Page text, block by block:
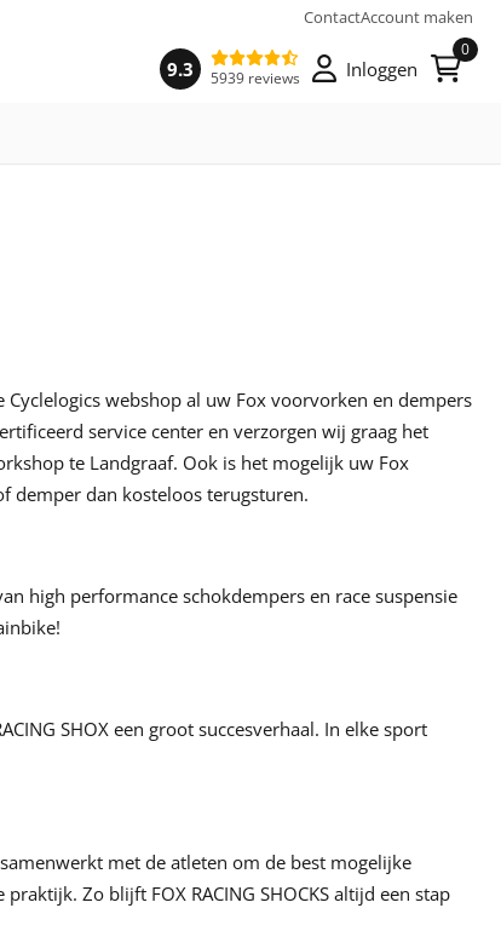
ContactAccount maken
9.3 5939 reviews Inloggen
0
Cyclelogics webshop al uw Fox voorvorken en dempers
service center en verzorgen wij graag het
te Landgraaf. Ook is het mogelijk uw Fox
demper dan kosteloos terugsturen.
high performance schokdempers en race suspensie
SHOX een groot succesverhaal. In elke sport
met de atleten om de best mogelijke
Zo blijft FOX RACING SHOCKS altijd een stap